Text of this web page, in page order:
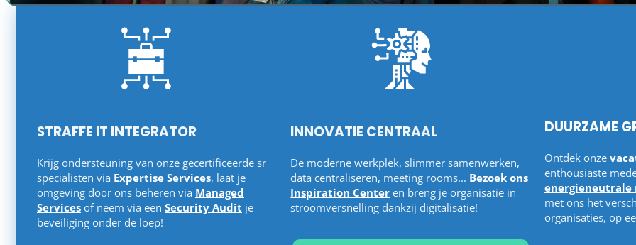
STRAFFE IT INTEGRATOR​
Krijg ondersteuning van onze gecertificeerde sr
specialisten via Expertise Services, laat je
omgeving door ons beheren via Managed
Services of neem via een Security Audit je
beveiliging onder de loep!
INNOVATIE CENTRAAL
De moderne werkplek, slimmer samenwerken,
data centraliseren, meeting rooms... Bezoek ons
Inspiration Center en breng je organisatie in
stroomversnelling dankzij digitalisatie!
DUURZAME
Ontdek onze
enthousiaste
energieneutrale
met ons het
organisaties, op